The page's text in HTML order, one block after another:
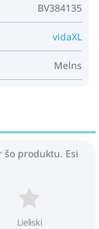
sofa set
for
BV384135
vidaXL
Melns
šo produktu. Esi
Lieliski